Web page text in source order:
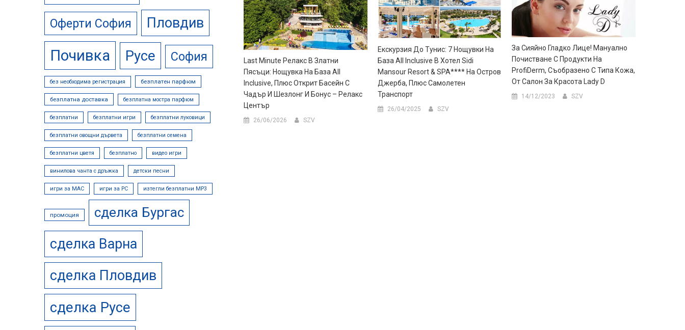
Last Minute Релакс В Златни
Пясъци: Нощувка На База All
Inclusive, Плюс Открит Басейн С
Чадър И Шезлонг И Бонус – Релакс
Център
26/06/2026 SZV
Екскурзия До Тунис: 7 Нощувки На
База All Inclusive В Хотел Sidi
Mansour Resort & SPA**** На Остров
Джерба, Плюс Самолетен
Транспорт
26/04/2025 SZV
За Сияйно Гладко Лице! Мануално
Почистване С Продукти На
ProfiDerm, Съобразено С Типа Кожа,
От Салон За Красота Lady D
14/12/2023 SZV
Оферти София Пловдив
Почивка Русе София
без необходима регистрация безплатен парфюм
безплатна доставка безплатна мостра парфюм
безплатни безплатни игри безплатни луковици
безплатни овощни дървета безплатни семена
безплатни цветя безплатно видео игри
винилова чанта с дръжка детски песни
игри за MAC игри за PC изтегли безплатни МР3
промоция сделка Бургас
сделка Варна
сделка Пловдив
сделка Русе